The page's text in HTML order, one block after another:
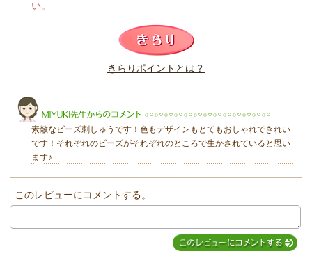
このレビューは参考になりましたか？
い。
きらりポイントとは？
MIYUKI先生からのコメント
素敵なビーズ刺しゅうです！色もデザインもとてもおしゃれできれい
です！それぞれのビーズがそれぞれのところで生かされていると思い
ます♪
このレビューにコメントする。